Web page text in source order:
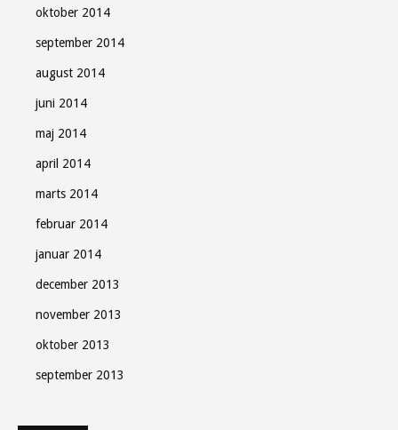
oktober 2014
september 2014
august 2014
juni 2014
maj 2014
april 2014
marts 2014
februar 2014
januar 2014
december 2013
november 2013
oktober 2013
september 2013